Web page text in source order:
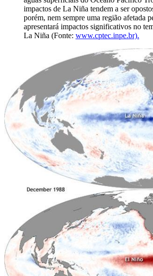
impactos de La Niña tendem a ser
porém, nem sempre uma região afetada
apresentará impactos significativos no
La Niña (Fonte: www.cptec.inpe.br).